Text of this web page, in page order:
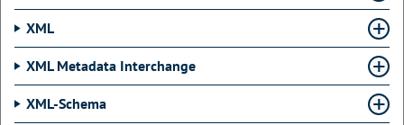
XML
XML Metadata Interchange
XML-Schema